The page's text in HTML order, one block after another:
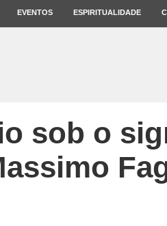
EVENTOS ESPIRITUALIDADE
sob o